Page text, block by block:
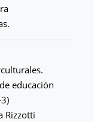
educación
Rizzotti